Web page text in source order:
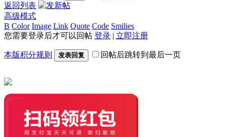
返回列表
高级模式
B Color Image Link Quote Code Smilies
您需要登录后才可以回帖 登录 | 立即注册
本版积分规则 发表回复 回帖后跳转到最后一页